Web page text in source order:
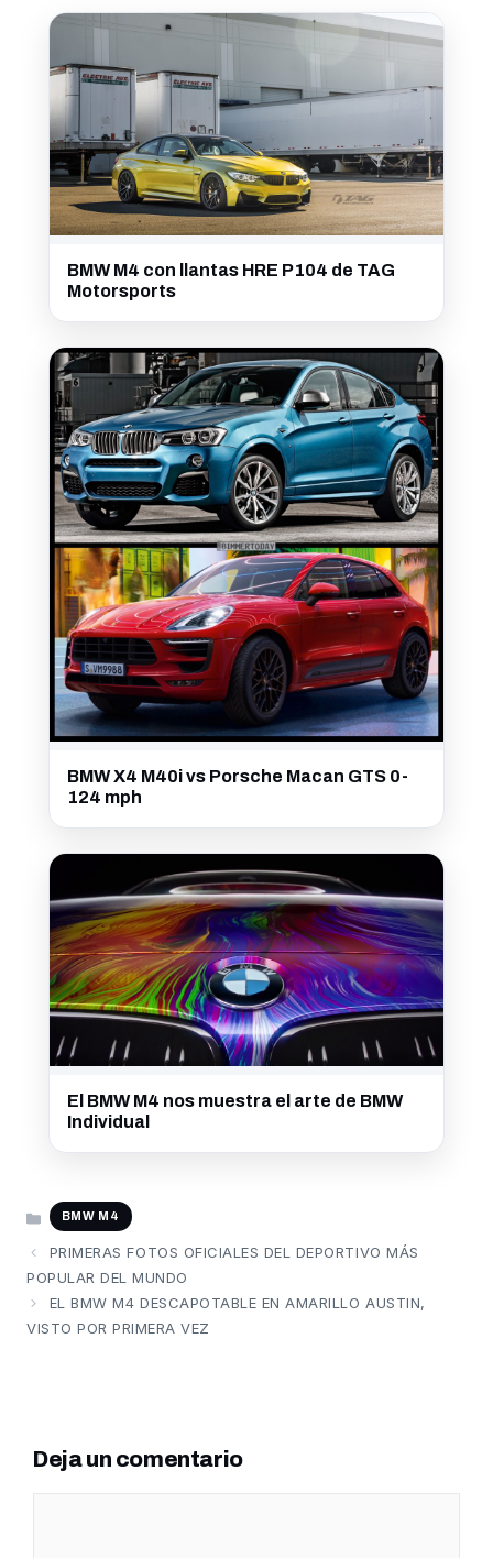
BMW M4 con llantas HRE P104 de TAG
Motorsports
BMW X4 M40i vs Porsche Macan GTS 0-
124 mph
El BMW M4 nos muestra el arte de BMW
Individual
CATEGORÍAS
BMW M4
PRIMERAS FOTOS OFICIALES DEL DEPORTIVO MÁS
POPULAR DEL MUNDO
EL BMW M4 DESCAPOTABLE EN AMARILLO AUSTIN,
VISTO POR PRIMERA VEZ
Deja un comentario